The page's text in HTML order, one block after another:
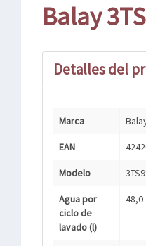
Balay
Detalles del
Marca
EAN
Modelo
Agua por
ciclo de
lavado (l)
48,0